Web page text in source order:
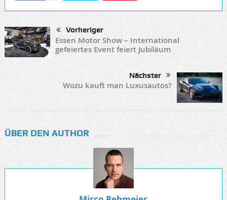
Vorheriger
Essen Motor Show – International
gefeiertes Event feiert Jubiläum
Nächster
Wozu kauft man Luxusautos?
ÜBER DEN AUTHOR